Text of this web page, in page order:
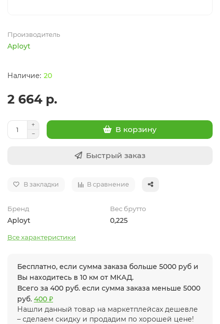
Производитель
Aployt
20
2 664 р.
В корзину
Быстрый заказ
В закладки В сравнение
Бренд
Aployt
Вес брутто
0,225
Все характеристики
Бесплатно, если сумма заказа больше 5000 руб и
Вы находитесь в 10 км от МКАД.
Всего за 400 руб. если сумма заказа меньше 5000
руб. 400 ₽
Нашли данный товар на маркетплейсах дешевле
– сделаем скидку и продадим по хорошей цене!